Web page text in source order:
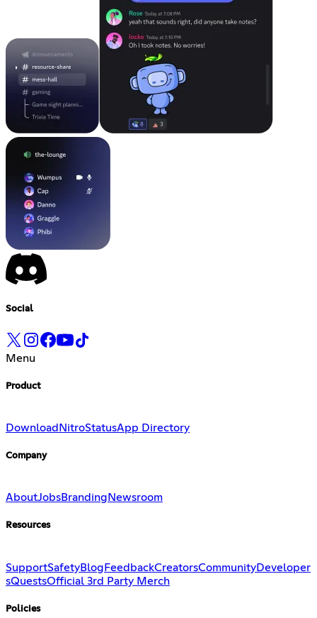
Social
Menu
Product
Download NitroStatusApp Directory
Company
AboutJobsBranding Newsroom
Resources
SupportSafetyBlog FeedbackCreatorsCommunityDeveloper
sQuestsOfficial 3rd Party Merch
Policies